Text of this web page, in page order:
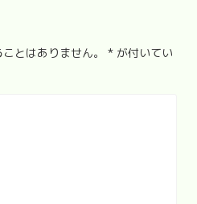
とはありません。 * が付いてい